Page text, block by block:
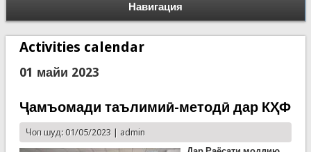
Навигация
Activities calendar
01 майи 2023
Ҷамъомади таълимиӣ-методӣ дар КҲФ
Чоп шуд: 01/05/2023 | admin